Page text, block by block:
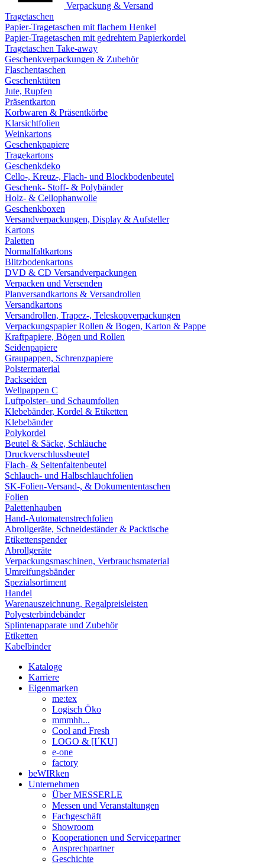
Verpackung & Versand
Tragetaschen
Papier-Tragetaschen mit flachem Henkel
Papier-Tragetaschen mit gedrehtem Papierkordel
Tragetaschen Take-away
Geschenkverpackungen & Zubehör
Flaschentaschen
Geschenktüten
Jute, Rupfen
Präsentkarton
Korbwaren & Präsentkörbe
Klarsichtfolien
Weinkartons
Geschenkpapiere
Tragekartons
Geschenkdeko
Cello-, Kreuz-, Flach- und Blockbodenbeutel
Geschenk- Stoff- & Polybänder
Holz- & Cellophanwolle
Geschenkboxen
Versandverpackungen, Display & Aufsteller
Kartons
Paletten
Normalfaltkartons
Blitzbodenkartons
DVD & CD Versandverpackungen
Verpacken und Versenden
Planversandkartons & Versandrollen
Versandkartons
Versandrollen, Trapez-, Teleskopverpackungen
Verpackungspapier Rollen & Bogen, Karton & Pappe
Kraftpapiere, Bögen und Rollen
Seidenpapiere
Graupappen, Schrenzpapiere
Polstermaterial
Packseiden
Wellpappen C
Luftpolster- und Schaumfolien
Klebebänder, Kordel & Etiketten
Klebebänder
Polykordel
Beutel & Säcke, Schläuche
Druckverschlussbeutel
Flach- & Seitenfaltenbeutel
Schlauch- und Halbschlauchfolien
SK-Folien-Versand-, & Dokumententaschen
Folien
Palettenhauben
Hand-Automatenstrechfolien
Abrollgeräte, Schneideständer & Packtische
Etikettenspender
Abrollgeräte
Verpackungsmaschinen, Verbrauchsmaterial
Umreifungsbänder
Spezialsortiment
Handel
Warenauszeichnung, Regalpreisleisten
Polyesterbindebänder
Splintenapparate und Zubehör
Etiketten
Kabelbinder
Kataloge
Karriere
Eigenmarken
me:tex
Logisch Öko
mmmhh...
Cool and Fresh
LOGO & [I´KU]
e-one
factory
beWIRken
Unternehmen
Über MESSERLE
Messen und Veranstaltungen
Fachgeschäft
Showroom
Kooperationen und Servicepartner
Ansprechpartner
Geschichte